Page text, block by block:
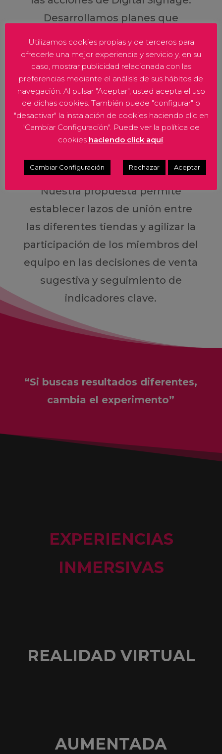
Desarrollamos planes que
ofertas y planogramación para
maximizar los efectos de la
comunicación digital.

Back Store
Nuestra propuesta permite
establecer lazos de unión entre
las diferentes tiendas y agilizar la
participación de los miembros del
equipo en las decisiones de venta
sugestiva y seguimiento de
indicadores clave.
“Si buscas resultados diferentes,
cambia el experimento”
EXPERIENCIAS
INMERSIVAS
REALIDAD VIRTUAL
AUMENTADA
Utilizamos cookies propias y de terceros para
ofrecerle una mejor experiencia y servicio y, en su
caso, mostrar publicidad relacionada con las
preferencias mediante el análisis de sus hábitos de
navegación. Al pulsar "Aceptar", usted acepta el uso
de dichas cookies. También puede "configurar" o
"desactivar" la instalación de cookies haciendo clic en
"Cambiar Configuración". Puede ver la política de
cookies haciendo click aquí.
Cambiar Configuración Rechazar Aceptar